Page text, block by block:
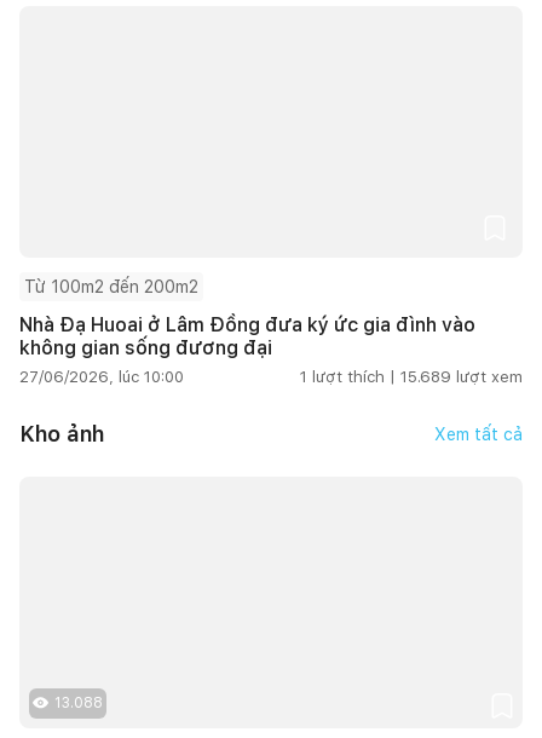
Từ 100m2 đến 200m2
Nhà Đạ Huoai ở Lâm Đồng đưa ký ức gia đình vào
không gian sống đương đại
27/06/2026, lúc 10:00 1 lượt thích | 15.689 lượt xem
Kho ảnh Xem tất cả
13.088